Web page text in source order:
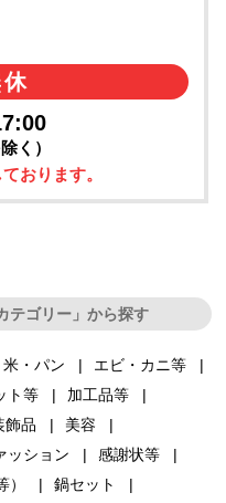
く）
おります。
テゴリー」から探す
米・パン
エビ・カニ等
ト等
加工品等
飾品
美容
ッション
感謝状等
鍋セット